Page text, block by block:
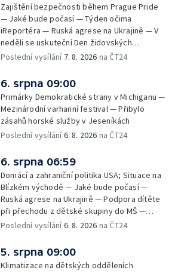
Zajištění bezpečnosti během Prague Pride
— Jaké bude počasí — Týden očima
iReportéra — Ruská agrese na Ukrajině — V
neděli se uskuteční Den židovských
památek — Vila Tugendhat slaví 25 let na
atletice 2026 — Výzkum: epidemie digitálních
závislostí je mýtus — Demolice vyhořelé
výškové budovy ve Zlíně
Poslední vysílání 7. 8. 2026 na ČT24
6. srpna 09:00
Primárky Demokratické strany v Michiganu —
Mezinárodní varhanní festival — Přibylo
zásahů horské služby v Jeseníkách
Poslední vysílání6. 8. 2026 na ČT24
6. srpna 06:59
Domácí a zahraniční politika USA; Situace na
Blízkém východě — Jaké bude počasí —
Ruská agrese na Ukrajině — Podpora dítěte
při přechodu z dětské skupiny do MŠ —
Filmové premiéry týdne — Dvě deci tuše v
rakovinu prsu
Poslední vysílání6. 8. 2026 na ČT24
5. srpna 09:00
Klimatizace na dětských odděleních